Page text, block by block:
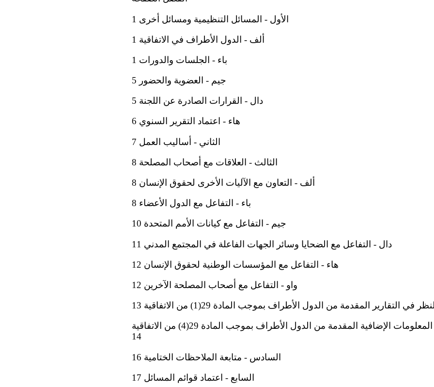
الأول - المسائل التنظيمية ومسائل أخرى 1
ألف - الدول الأطراف في الاتفاقية 1
باء - الجلسات والدورات 1
جيم - العضوية والحضور 5
دال - القرارات الصادرة عن اللجنة 5
هاء - اعتماد التقرير السنوي 6
الثاني - أساليب العمل 7
الثالث - العلاقات مع أصحاب المصلحة 8
ألف - التعاون مع الآليات الأخرى لحقوق الإنسان 8
باء - التفاعل مع الدول الأعضاء 8
جيم - التفاعل مع كيانات الأمم المتحدة 10
دال - التفاعل مع الضحايا وسائر الجهات الفاعلة في المجتمع المدني 11
هاء - التفاعل مع المؤسسات الوطنية لحقوق الإنسان 12
واو - التفاعل مع أصحاب المصلحة الآخرين 12
في التقارير المقدمة من الدول الأطراف بموجب المادة 29(1) من الاتفاقية 13
الخامس - النظر في المعلومات الإضافية المقدمة من الدول الأطراف بموجب المادة 29(4) من الاتفاقية
14
السادس - متابعة الملاحظات الختامية 16
السابع - اعتماد قوائم المسائل 17